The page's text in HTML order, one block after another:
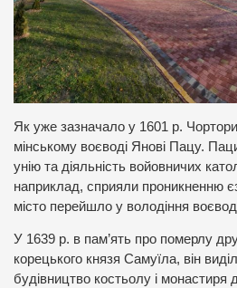
Як уже зазначало у 1601 р.
мінському воєводі Янові Пацу.
унію та діяльність войовничих
наприклад, сприяли проникненню
місто перейшло у володіння
У 1639 р. в пам’ять про померлу
корецького князя Самуїла, він
будівництво костьолу і монастиря